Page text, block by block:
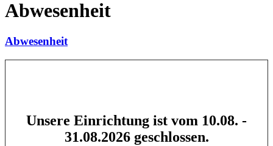
Abwesenheit
Abwesenheit
Unsere Einrichtung ist vom 10.08. -
31.08.2026 geschlossen.